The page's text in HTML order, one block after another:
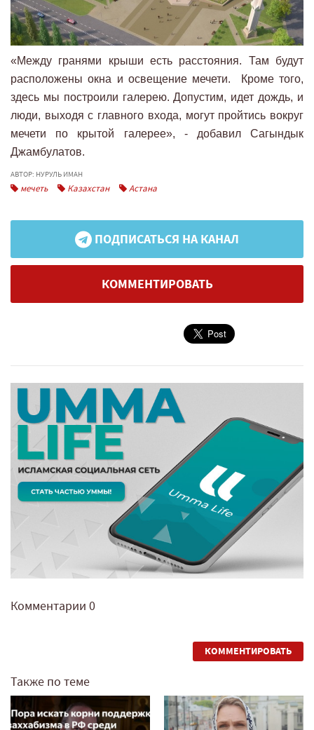
«Между гранями крыши есть расстояния. Там будут
расположены окна и освещение мечети. Кроме того,
здесь мы построили галерею. Допустим, идет дождь, и
люди, выходя с главного входа, могут пройтись вокруг
мечети по крытой галерее», - добавил Сагындык
Джамбулатов.
АВТОР: НУРУЛЬ ИМАН
мечеть Казахстан Астана
ПОДПИСАТЬСЯ НА КАНАЛ
КОММЕНТИРОВАТЬ
Комментарии 0
КОММЕНТИРОВАТЬ
Также по теме